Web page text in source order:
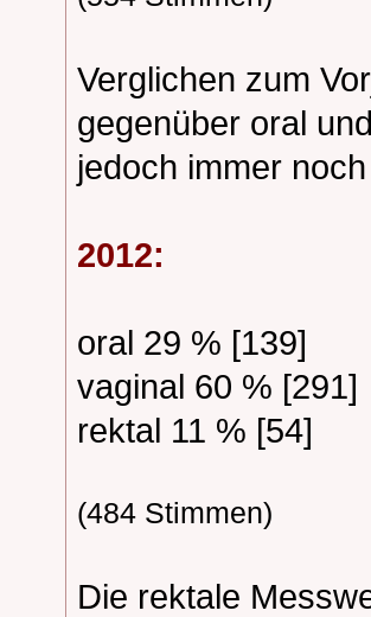
Verglichen zum
gegenüber oral
jedoch immer
2012:
oral 29 % [139]
vaginal 60 % [291]
rektal 11 % [54]
(484 Stimmen)
Die rektale